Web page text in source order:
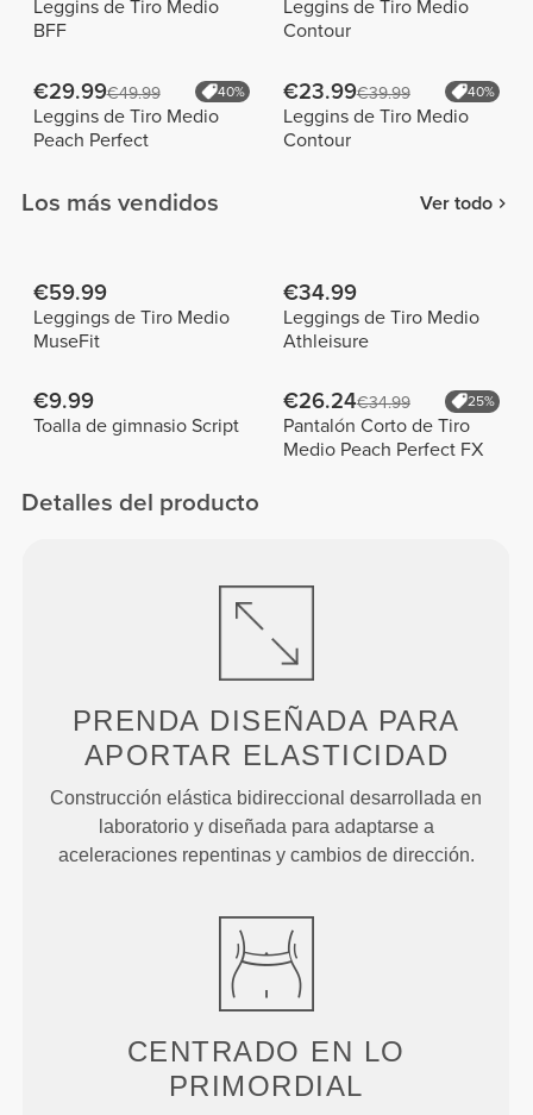
Leggins de Tiro Medio
BFF
Leggins de Tiro Medio
Contour
€29.99€49.99 40%
Leggins de Tiro Medio
Peach Perfect
€23.99€39.99 40%
Leggins de Tiro Medio
Contour
Los más vendidos Ver todo
€59.99
Leggings de Tiro Medio
MuseFit
€34.99
Leggings de Tiro Medio
Athleisure
€9.99
Toalla de gimnasio Script
€26.24€34.99 25%
Pantalón Corto de Tiro
Medio Peach Perfect FX
Detalles del producto
PRENDA DISEÑADA PARA
APORTAR ELASTICIDAD
Construcción elástica bidireccional desarrollada en
laboratorio y diseñada para adaptarse a
aceleraciones repentinas y cambios de dirección.
CENTRADO EN LO
PRIMORDIAL